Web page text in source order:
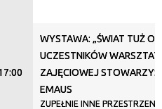
WYSTAWA: „ŚWIAT TUŻ
UCZESTNIKÓW
ZAJĘCIOWEJ
EMAUS
ZUPEŁNIE INNE PRZESTRZENIE